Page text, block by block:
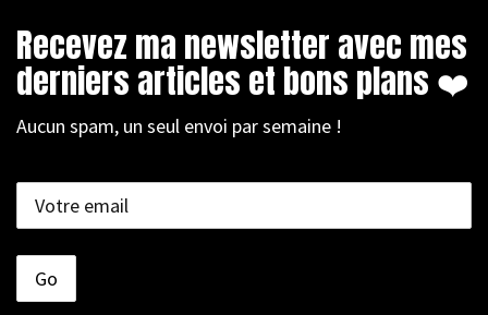
Recevez ma newsletter avec mes
derniers articles et bons plans ❤️
Aucun spam, un seul envoi par semaine !